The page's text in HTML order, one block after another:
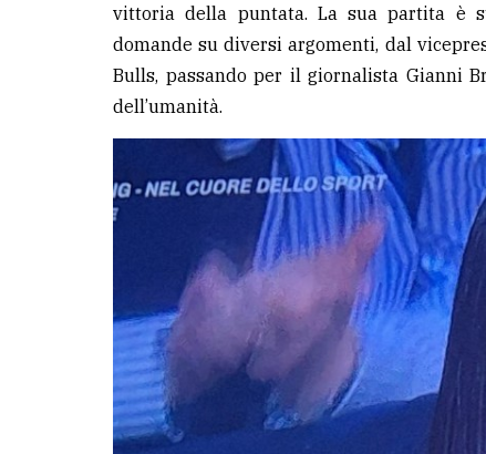
vittoria della puntata. La sua partita è
domande su diversi argomenti, dal
Bulls, passando per il giornalista Gianni
dell’umanità.